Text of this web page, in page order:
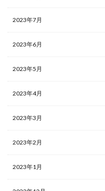
2023年7月
2023年6月
2023年5月
2023年4月
2023年3月
2023年2月
2023年1月